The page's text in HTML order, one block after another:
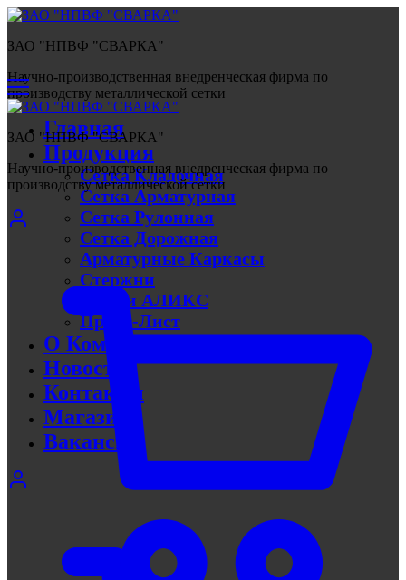
ЗАО "НПВФ "СВАРКА"
Научно-производственная внедренческая фирма по
производству металлической сетки
Главная
Продукция
Сетка Кладочная
Сетка Арматурная
Сетка Рулонная
Сетка Дорожная
Арматурные Каркасы
Стержни
Линии АЛИКС
Прайс-Лист
О Компании
Новости
Контакты
Магазин
Вакансии
ЗАО "НПВФ "СВАРКА"
Научно-производственная внедренческая фирма по
производству металлической сетки